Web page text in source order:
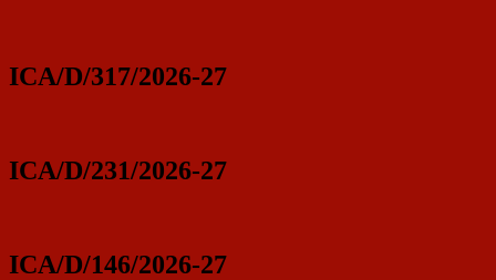
ICA/D/317/2026-27
ICA/D/231/2026-27
ICA/D/146/2026-27